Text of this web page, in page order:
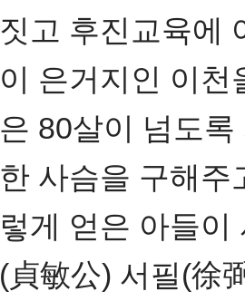
짓고 후진교육에
이 은거지인 이천
은 80살이 넘도
한 사슴을 구해주
렇게 얻은 아들
(貞敏公) 서필(徐